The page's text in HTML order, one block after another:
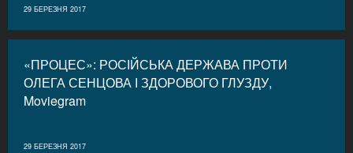
29 БЕРЕЗНЯ 2017
«ПРОЦЕС»: РОСІЙСЬКА ДЕРЖАВА ПРОТИ
ОЛЕГА СЕНЦОВА І ЗДОРОВОГО ГЛУЗДУ,
Moviegram
29 БЕРЕЗНЯ 2017